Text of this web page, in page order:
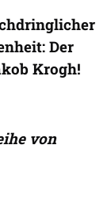
Der
Krogh!
von